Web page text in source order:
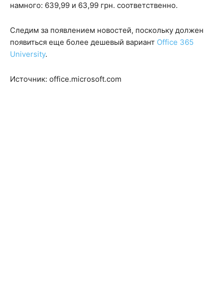
намного: 639,99 и 63,99 грн. соответственно.
Следим за появлением новостей, поскольку должен
появиться еще более дешевый вариант Office 365
University.
Источник: office.microsoft.com